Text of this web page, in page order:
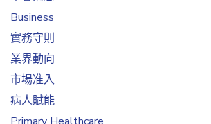
Business
實務守則
業界動向
市場准入
病人賦能